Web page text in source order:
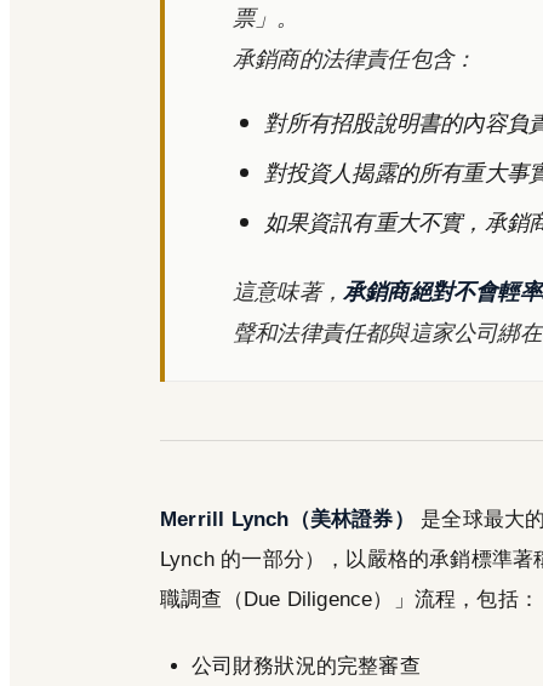
票」。
承銷商的法律責任包含：
對所有招股說明書的內容負
對投資人揭露的所有重大事
如果資訊有重大不實，承銷
這意味著，承銷商絕對不會輕
聲和法律責任都與這家公司綁在
Merrill Lynch（美林證券）
是全球最大
Lynch 的一部分），以嚴格的承銷標準
職調查（Due Diligence）」流程，包括：
公司財務狀況的完整審查